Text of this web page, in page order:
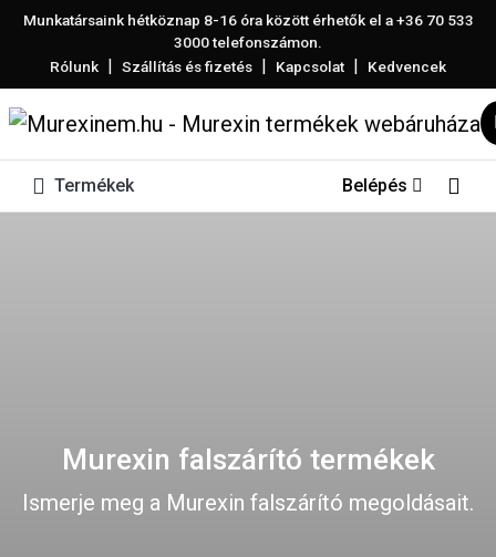
Munkatársaink hétköznap 8-16 óra között érhetők el a+36 70 533
3000telefonszámon.
Rólunk | Szállítás és fizetés | Kapcsolat | Kedvencek
Termékek Belépés
Murexin falszárító termékek
Ismerje meg a Murexin falszárító megoldásait.